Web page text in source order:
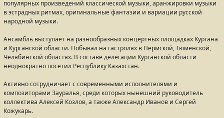
популярных произведений классической музыки, аранжировки музыки
в эстрадных ритмах, оригинальные фантазии и вариации русской
народной музыки.
Ансамбль выступает на разнообразных концертных площадках Кургана
и Курганской области. Побывал на гастролях в Пермской, Тюменской,
Челябинской областях. В составе делегации Курганской области
неоднократно посетил Республику Казахстан.
Активно сотрудничает с современными исполнителями и
композиторами Зауралья, среди которых нынешний руководитель
коллектива Алексей Козлов, а также Александр Иванов и Сергей
Кожукарь.